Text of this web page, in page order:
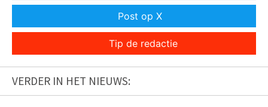
Post op X
Tip de redactie
VERDER IN HET NIEUWS: